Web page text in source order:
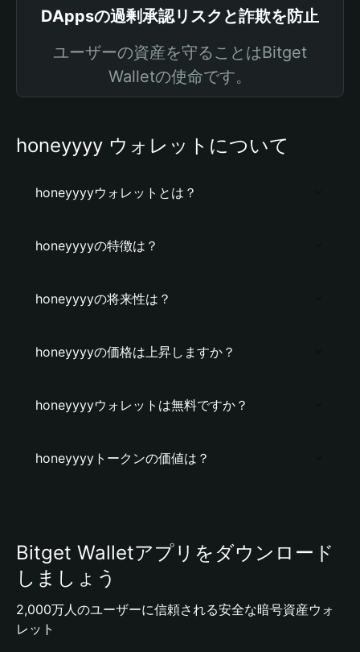
DAppsの過剰承認リスクと詐欺を防止
ユーザーの資産を守ることはBitget
Walletの使命です。
honeyyyy ウォレットについて
honeyyyyウォレットとは？
honeyyyyの特徴は？
honeyyyyの将来性は？
honeyyyyの価格は上昇しますか？
honeyyyyウォレットは無料ですか？
honeyyyyトークンの価値は？
Bitget Walletアプリをダウンロード
しましょう
2,000万人のユーザーに信頼される安全な暗号資産ウォ
レット